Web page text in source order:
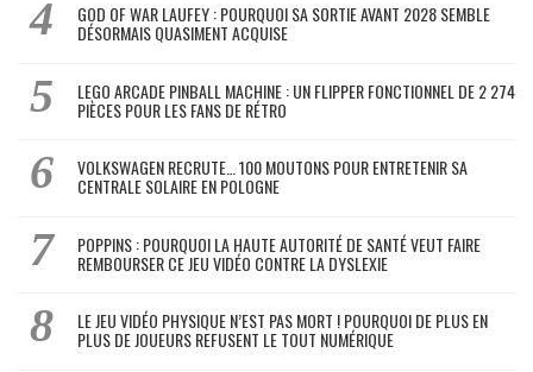
GOD OF WAR LAUFEY : POURQUOI SA SORTIE AVANT 2028 SEMBLE
DÉSORMAIS QUASIMENT ACQUISE
LEGO ARCADE PINBALL MACHINE : UN FLIPPER FONCTIONNEL DE 2 274
PIÈCES POUR LES FANS DE RÉTRO
VOLKSWAGEN RECRUTE… 100 MOUTONS POUR ENTRETENIR SA
CENTRALE SOLAIRE EN POLOGNE
POPPINS : POURQUOI LA HAUTE AUTORITÉ DE SANTÉ VEUT FAIRE
REMBOURSER CE JEU VIDÉO CONTRE LA DYSLEXIE
LE JEU VIDÉO PHYSIQUE N’EST PAS MORT ! POURQUOI DE PLUS EN
PLUS DE JOUEURS REFUSENT LE TOUT NUMÉRIQUE